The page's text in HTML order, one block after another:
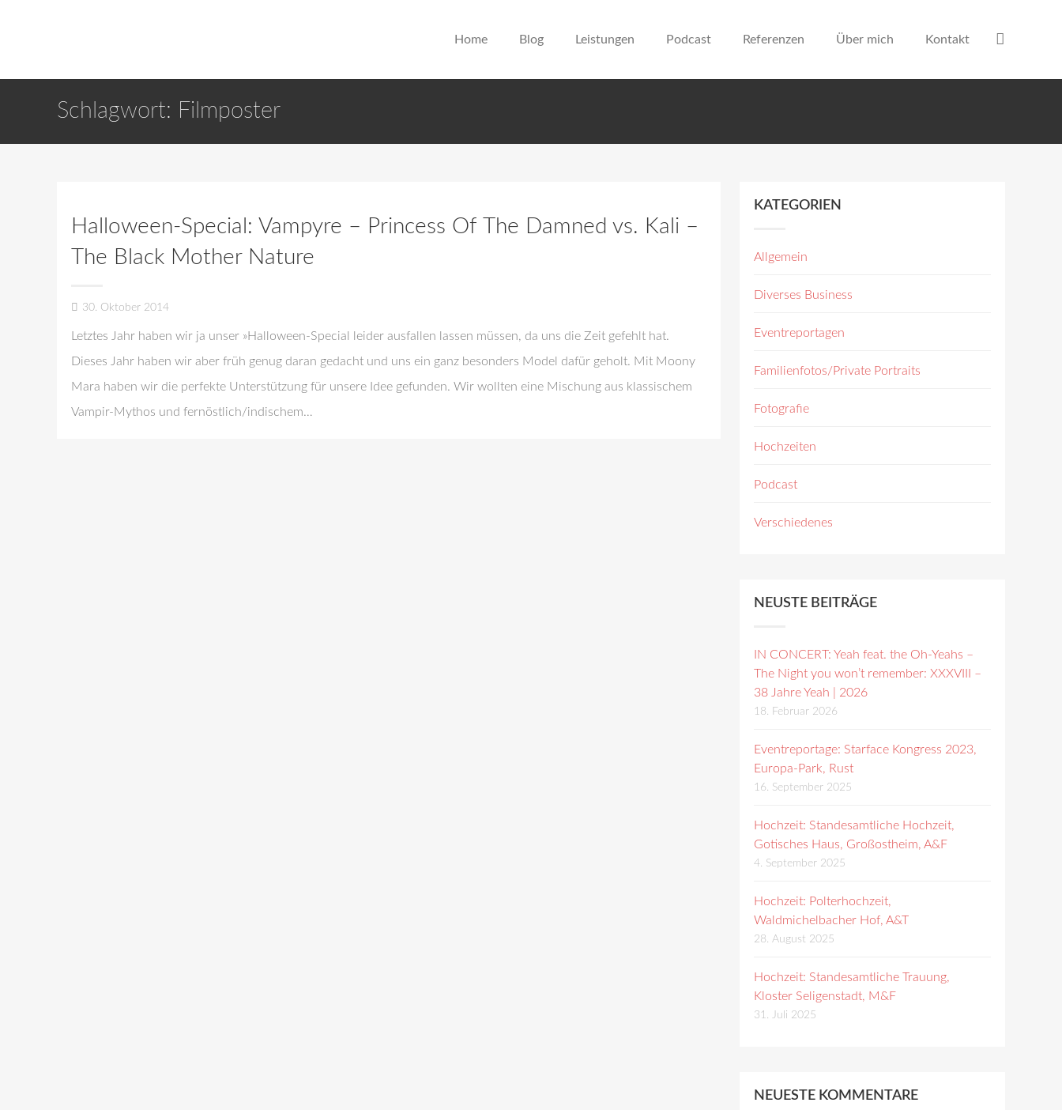
Home Blog Leistungen Podcast Referenzen Über mich Kontakt
Schlagwort: Filmposter
Halloween-Special: Vampyre – Princess Of The Damned vs. Kali –
The Black Mother Nature
30. Oktober 2014
Letztes Jahr haben wir ja unser »Halloween-Special leider ausfallen lassen müssen, da uns die Zeit gefehlt hat.
Dieses Jahr haben wir aber früh genug daran gedacht und uns ein ganz besonders Model dafür geholt. Mit Moony
Mara haben wir die perfekte Unterstützung für unsere Idee gefunden. Wir wollten eine Mischung aus klassischem
Vampir-Mythos und fernöstlich/indischem…
KATEGORIEN
Allgemein
Diverses Business
Eventreportagen
Familienfotos/Private Portraits
Fotografie
Hochzeiten
Podcast
Verschiedenes
NEUSTE BEITRÄGE
IN CONCERT: Yeah feat. the Oh-Yeahs –
The Night you won’t remember: XXXVIII –
38 Jahre Yeah | 2026
18. Februar 2026
Eventreportage: Starface Kongress 2023,
Europa-Park, Rust
16. September 2025
Hochzeit: Standesamtliche Hochzeit,
Gotisches Haus, Großostheim, A&F
4. September 2025
Hochzeit: Polterhochzeit,
Waldmichelbacher Hof, A&T
28. August 2025
Hochzeit: Standesamtliche Trauung,
Kloster Seligenstadt, M&F
31. Juli 2025
NEUESTE KOMMENTARE